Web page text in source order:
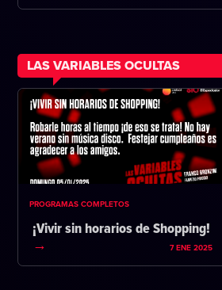
LAS VARIABLES OCULTAS
PROGRAMAS COMPLETOS
¡Vivir sin horarios de Shopping!
7 ENE 2025